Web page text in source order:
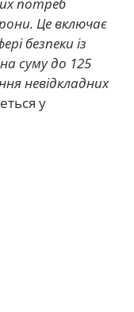
Це включає
безпеки із
суму до 125
невідкладних
у